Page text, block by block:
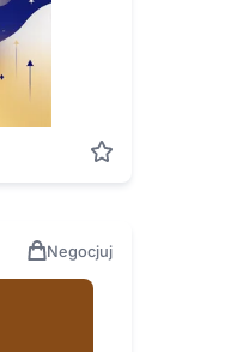
Negocjuj